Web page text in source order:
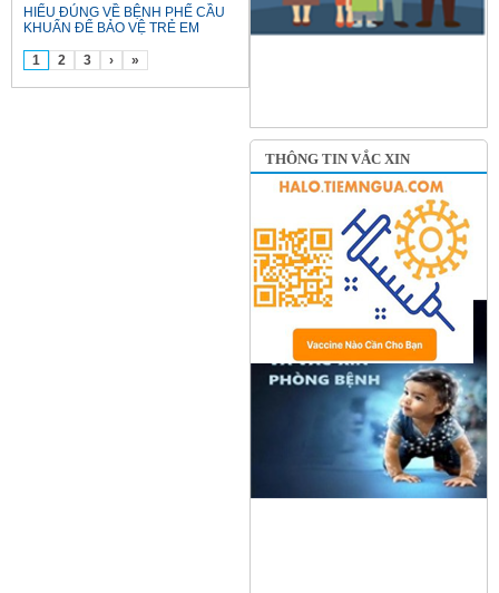
HIỂU ĐÚNG VỀ BỆNH PHẾ CẦU
KHUẨN ĐỂ BẢO VỆ TRẺ EM
1 2 3 › »
THÔNG TIN VẮC XIN